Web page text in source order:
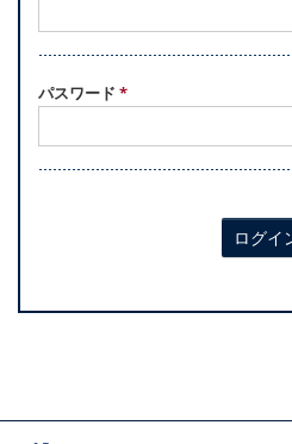
パスワード *
ログイ